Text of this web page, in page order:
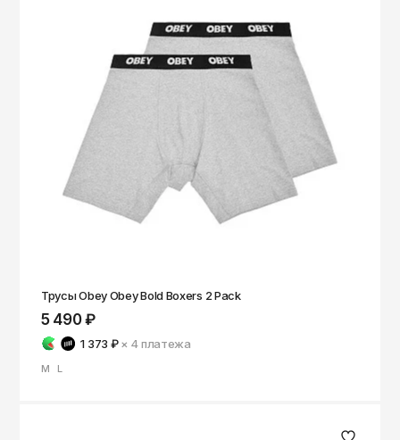
Трусы Obey Obey Bold Boxers 2 Pack
5 490 ₽
1 373 ₽ × 4платежа
M L